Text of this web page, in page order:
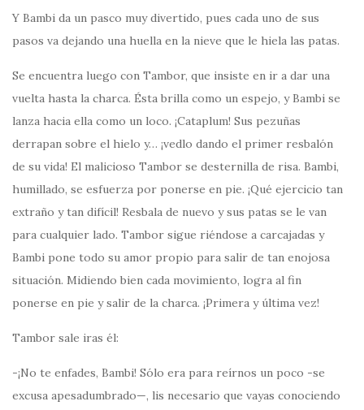
Y Bambi da un pasco muy divertido, pues cada uno de sus
pasos va dejando una huella en la nieve que le hiela las patas.
Se encuentra luego con Tambor, que insiste en ir a dar una
vuelta hasta la charca. Ésta brilla como un espejo, y Bambi se
lanza hacia ella como un loco. ¡Cataplum! Sus pezuñas
derrapan sobre el hielo y… ¡vedlo dando el primer resbalón
de su vida! El malicioso Tambor se desternilla de risa. Bambi,
humillado, se esfuerza por ponerse en pie. ¡Qué ejercicio tan
extraño y tan difícil! Resbala de nuevo y sus patas se le van
para cualquier lado. Tambor sigue riéndose a carcajadas y
Bambi pone todo su amor propio para salir de tan enojosa
situación. Midiendo bien cada movimiento, logra al fin
ponerse en pie y salir de la charca. ¡Primera y última vez!
Tambor sale iras él:
-¡No te enfades, Bambi! Sólo era para reírnos un poco -se
excusa apesadumbrado—, lis necesario que vayas conociendo